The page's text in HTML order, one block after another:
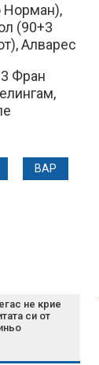
Норман),
(90+3
Алварес
Фран
ВАР
не крие
си от
(Маями) загуби
без